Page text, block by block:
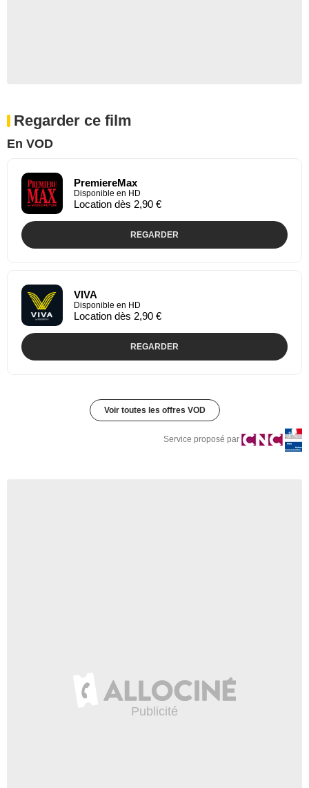
Regarder ce film
En VOD
PremiereMax
Disponible en HD
Location dès 2,90 €
REGARDER
VIVA
Disponible en HD
Location dès 2,90 €
REGARDER
Voir toutes les offres VOD
Service proposé par